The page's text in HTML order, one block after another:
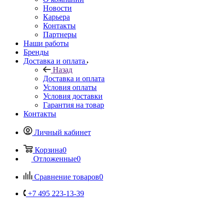
Новости
Карьера
Контакты
Партнеры
Наши работы
Бренды
Доставка и оплата
Назад
Доставка и оплата
Условия оплаты
Условия доставки
Гарантия на товар
Контакты
Личный кабинет
Корзина0
Отложенные0
Сравнение товаров0
+7 495 223-13-39